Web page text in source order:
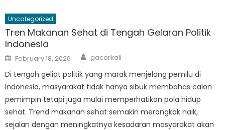
Uncategorized
Tren Makanan Sehat di Tengah Gelaran Politik
Indonesia
Posted
on
February 18, 2026 Author
gacorkali
Di tengah geliat politik yang marak menjelang pemilu di
Indonesia, masyarakat tidak hanya sibuk membahas calon
pemimpin tetapi juga mulai memperhatikan pola hidup
sehat. Trend makanan sehat semakin merangkak naik,
sejalan dengan meningkatnya kesadaran masyarakat akan